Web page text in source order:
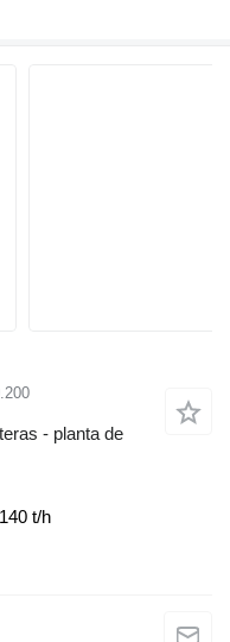
- planta de
140 t/h